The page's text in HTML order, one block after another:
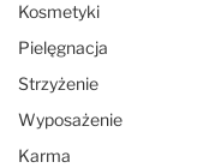
Kosmetyki
Pielęgnacja
Strzyżenie
Wyposażenie
Karma